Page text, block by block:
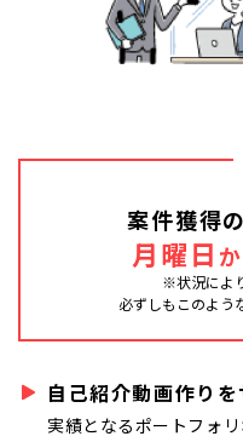
案件獲得
月曜日
※状況によ
必ずしもこのよう
自己紹介動画作りを
実績となるポートフォ